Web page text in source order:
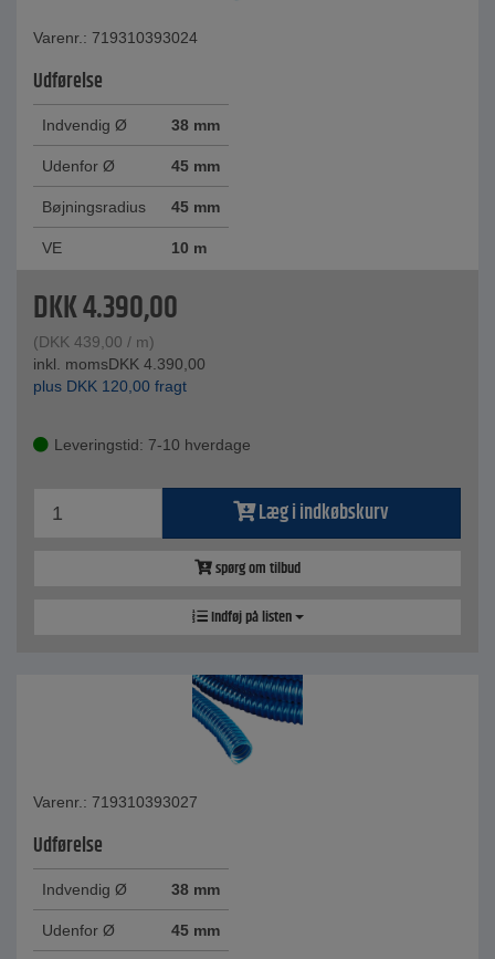
Varenr.: 719310393024
Udførelse
Indvendig Ø 38 mm
Udenfor Ø 45 mm
Bøjningsradius 45 mm
VE 10 m
DKK4.390,00
(DKK 439,00 / m)
inkl. momsDKK 4.390,00
plus DKK 120,00 fragt
Leveringstid: 7-10 hverdage
Læg i indkøbskurv
spørg om tilbud
Indføj på listen
Varenr.: 719310393027
Udførelse
Indvendig Ø 38 mm
Udenfor Ø 45 mm